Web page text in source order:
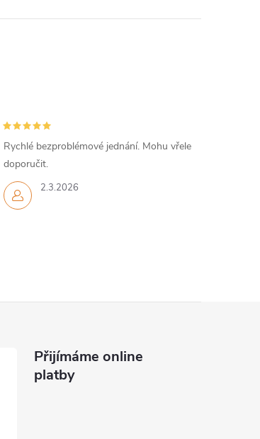
2.3.2026
Rychlé bezproblémové jednání. Mohu vřele
doporučit.
Přijímáme online
platby